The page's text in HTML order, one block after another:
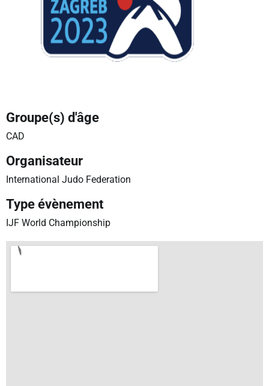
Groupe(s) d'âge
CAD
Organisateur
International Judo Federation
Type évènement
IJF World Championship